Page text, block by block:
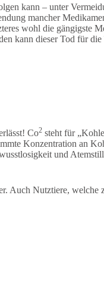
kann – unter
mancher
wohl die gängigste
kann dieser Tod für
Co2 steht für
Konzentration an
und
Auch Nutztiere,